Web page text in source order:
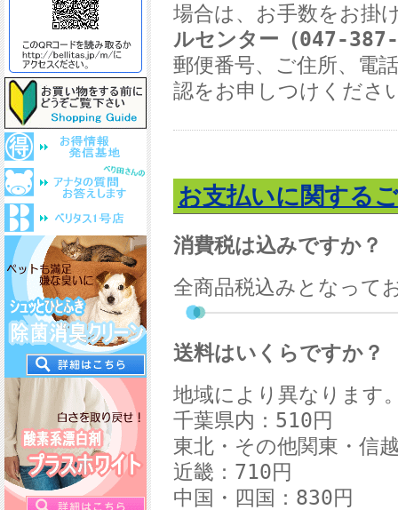
場合は、お手数をお掛
ルセンター（047-
郵便番号、ご住所、電
認をお申しつけくださ
お支払いに関する
消費税は込みですか？
全商品税込みとなって
送料はいくらですか？
地域により異なります
千葉県内：510円
東北・その他関東・信
近畿：710円
中国・四国：830円